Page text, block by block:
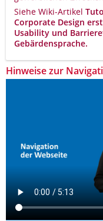
Siehe Wiki-Artikel
Corporate Design
Usability und
Gebärdensprache.
Hinweise zur